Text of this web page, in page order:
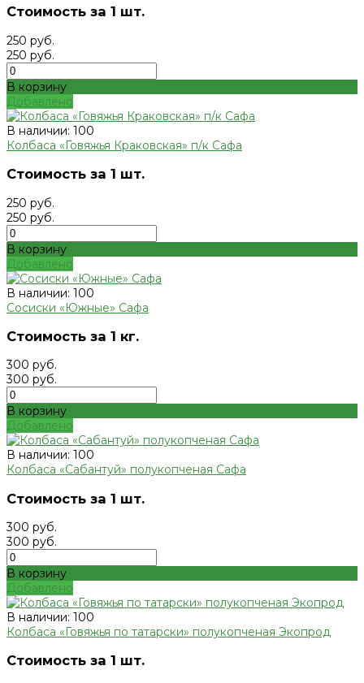
Стоимость за 1 шт.
250 руб.
250 руб.
В корзину
Добавлено
В наличии: 100
Колбаса «Говяжья Краковская» п/к Сафа
Стоимость за 1 шт.
250 руб.
250 руб.
В корзину
Добавлено
В наличии: 100
Сосиски «Южные» Сафа
Стоимость за 1 кг.
300 руб.
300 руб.
В корзину
Добавлено
В наличии: 100
Колбаса «Сабантуй» полукопченая Сафа
Стоимость за 1 шт.
300 руб.
300 руб.
В корзину
Добавлено
В наличии: 100
Колбаса «Говяжья по татарски» полукопченая Экопрод
Стоимость за 1 шт.